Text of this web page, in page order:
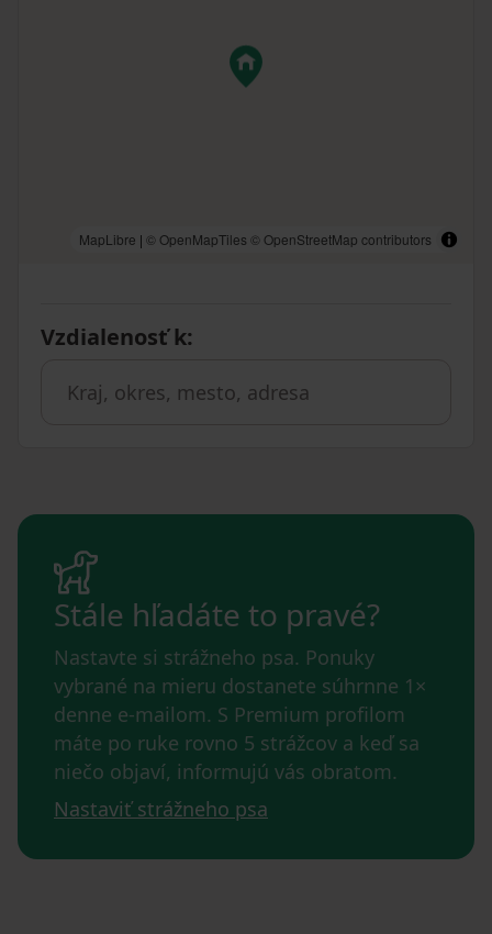
MapLibre | © OpenMapTiles © OpenStreetMap contributors
Vzdialenosť k:
Stále hľadáte to pravé?
Nastavte si strážneho psa. Ponuky
vybrané na mieru dostanete súhrnne 1×
denne e-mailom. S Premium profilom
máte po ruke rovno 5 strážcov a keď sa
niečo objaví, informujú vás obratom.
Nastaviť strážneho psa